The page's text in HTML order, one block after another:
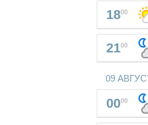
1800
2100
09
0000